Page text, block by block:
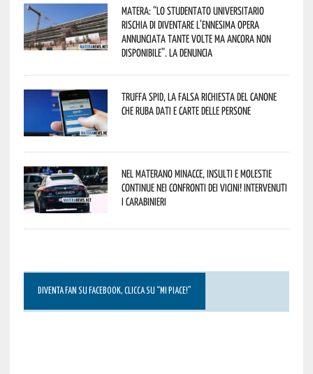
Matera: “Lo studentato universitario
rischia di diventare l’ennesima opera
annunciata tante volte ma ancora non
disponibile”. La denuncia
Truffa Spid, la falsa richiesta del canone
che ruba dati e carte delle persone
Nel materano minacce, insulti e molestie
continue nei confronti dei vicini! Intervenuti
i Carabinieri
DIVENTA FAN SU FACEBOOK, CLICCA SU “MI PIACE!”